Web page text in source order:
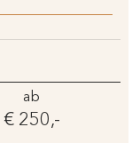
ab
€ 250,-